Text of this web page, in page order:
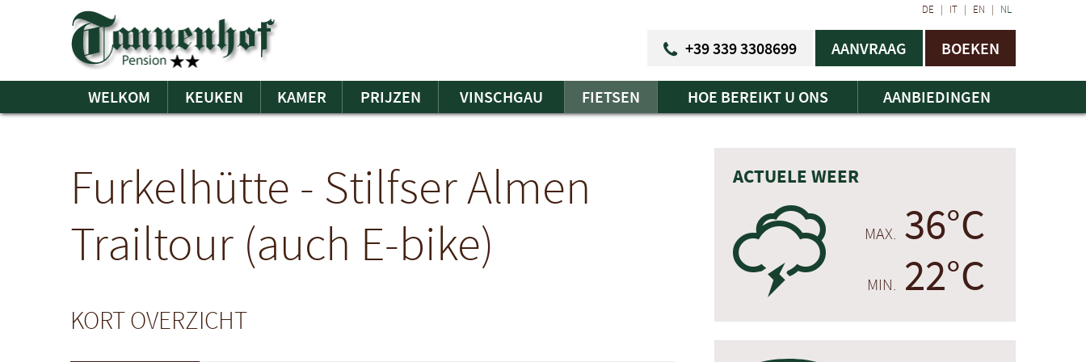
DE | IT | EN | NL
+39 339 3308699 AANVRAAG BOEKEN
WELKOM KEUKEN KAMER PRIJZEN VINSCHGAU FIETSEN HOE BEREIKT U ONS AANBIEDINGEN
Furkelhütte - Stilfser Almen
Trailtour (auch E-bike)
KORT OVERZICHT
ACTUELE WEER
0 MAX. 36°C
MIN. 22°C